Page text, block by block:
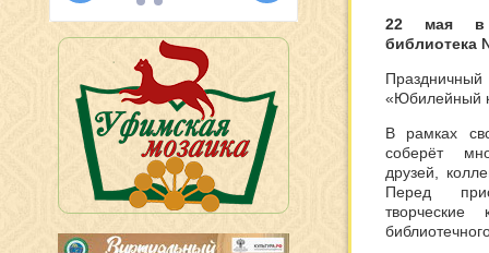
22 мая в
библиотека
«Юбилейный
В рамках
соберёт
друзей,
Перед
творческие